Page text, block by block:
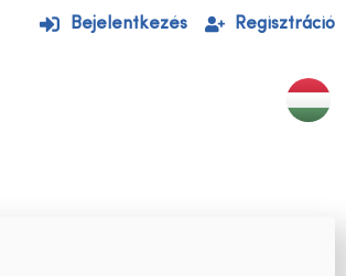
Bejelentkezés Regisztráció